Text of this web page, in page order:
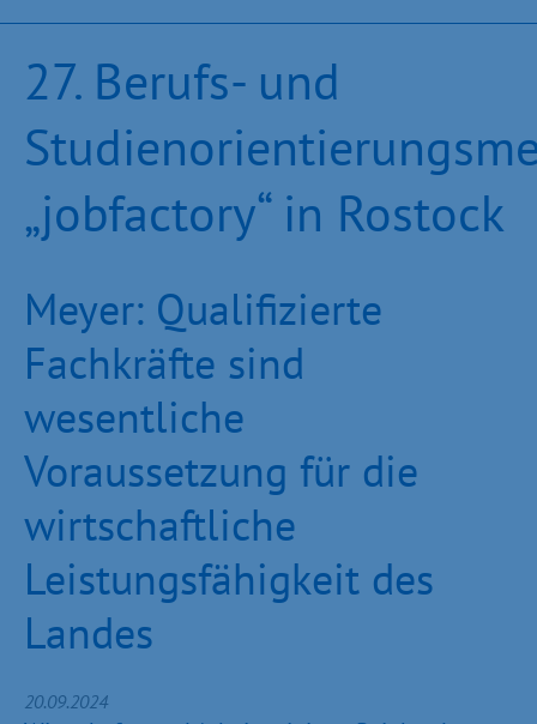
27. Berufs- und
„jobfactory“ in Rostock
Meyer: Qualifizierte
Fachkräfte sind
wesentliche
Voraussetzung für die
wirtschaftliche
Leistungsfähigkeit des
Landes
20.09.2024